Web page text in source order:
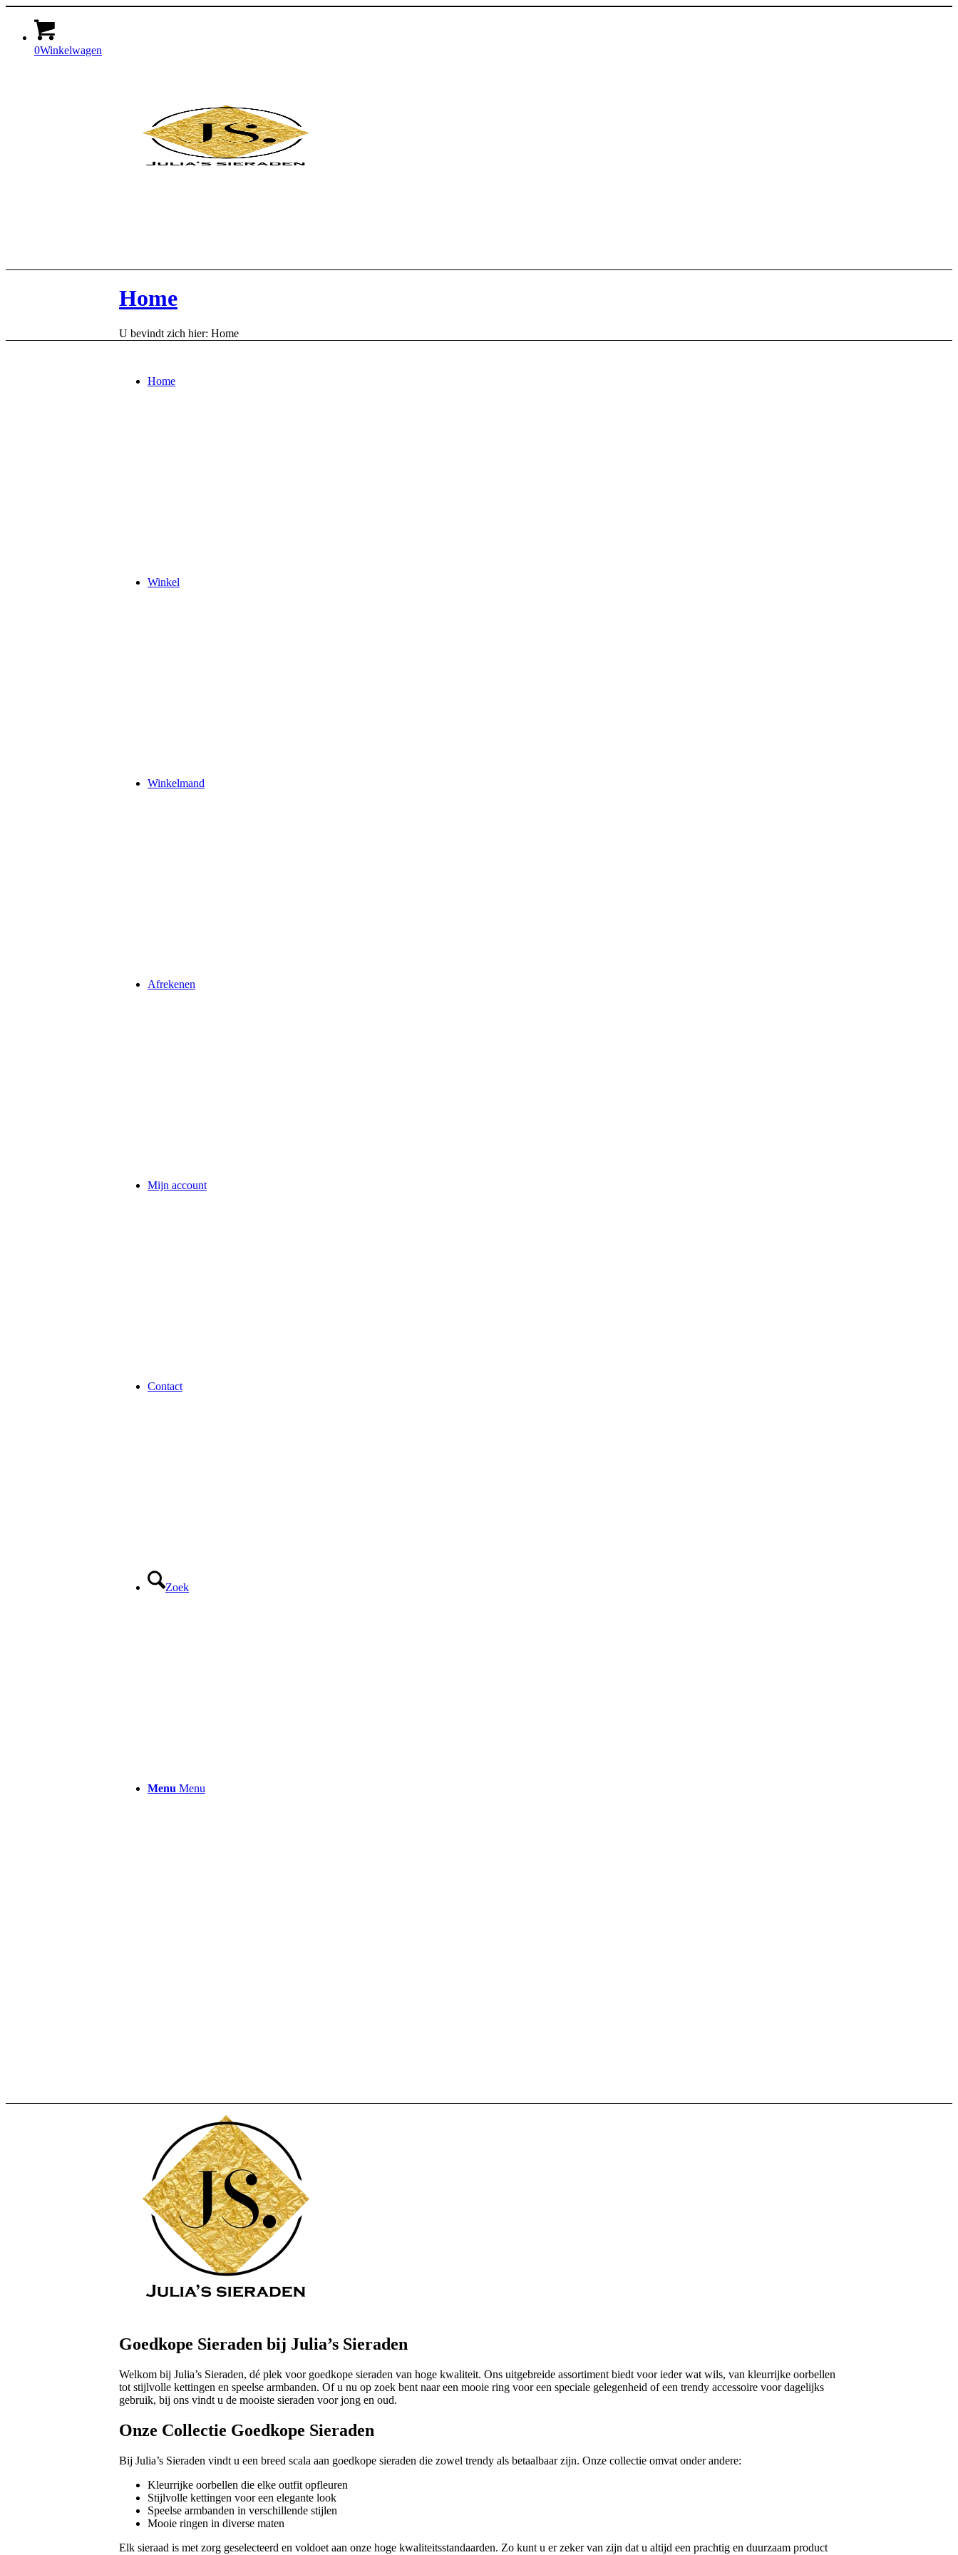
0Winkelwagen
Home
Winkel
Winkelmand
Afrekenen
Mijn account
Contact
Zoek
Menu Menu
Home
U bevindt zich hier: Home
Goedkope Sieraden bij Julia’s Sieraden
Welkom bij Julia’s Sieraden, dé plek voor goedkope sieraden van hoge kwaliteit. Ons uitgebreide assortiment biedt voor ieder wat wils, van kleurrijke oorbellen
tot stijlvolle kettingen en speelse armbanden. Of u nu op zoek bent naar een mooie ring voor een speciale gelegenheid of een trendy accessoire voor dagelijks
gebruik, bij ons vindt u de mooiste sieraden voor jong en oud.
Onze Collectie Goedkope Sieraden
Bij Julia’s Sieraden vindt u een breed scala aan goedkope sieraden die zowel trendy als betaalbaar zijn. Onze collectie omvat onder andere:
Kleurrijke oorbellen die elke outfit opfleuren
Stijlvolle kettingen voor een elegante look
Speelse armbanden in verschillende stijlen
Mooie ringen in diverse maten
Elk sieraad is met zorg geselecteerd en voldoet aan onze hoge kwaliteitsstandaarden. Zo kunt u er zeker van zijn dat u altijd een prachtig en duurzaam product